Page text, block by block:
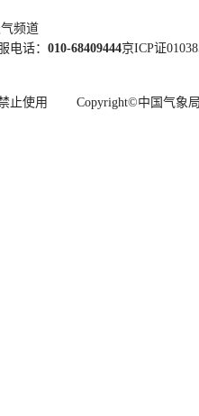
频道
电话： 010-68409444京ICP证
禁止使用 Copyright©中国气象